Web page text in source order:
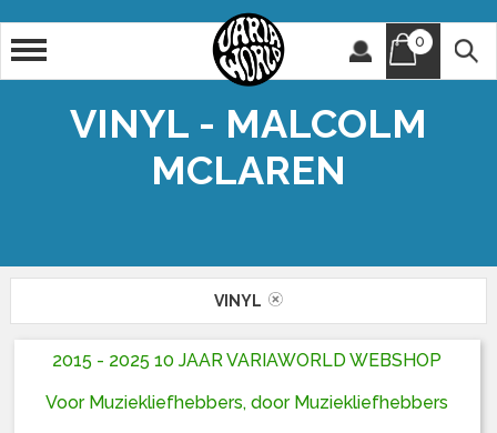
0
VINYL - MALCOLM
MCLAREN
VINYL
2015 - 2025 10 JAAR VARIAWORLD WEBSHOP
Voor Muziekliefhebbers, door Muziekliefhebbers